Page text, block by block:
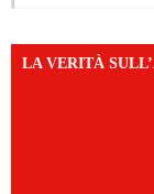
LA VERITÀ